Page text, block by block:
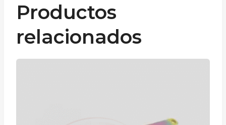
Productos
relacionados